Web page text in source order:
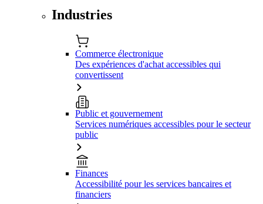
Industries
Commerce électronique
Des expériences d'achat accessibles qui
convertissent
Public et gouvernement
Services numériques accessibles pour le secteur
public
Finances
Accessibilité pour les services bancaires et
financiers